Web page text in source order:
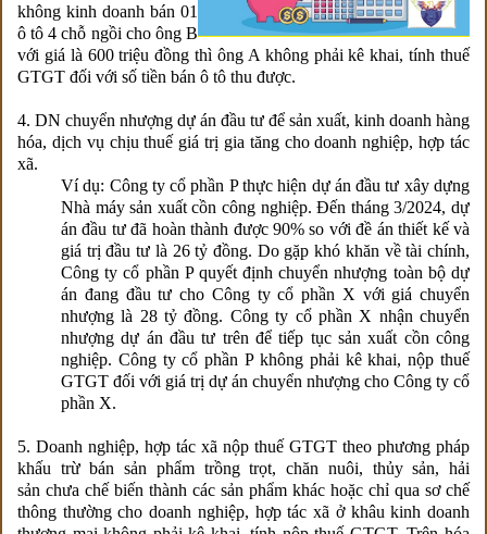
không kinh doanh bán 01
ô tô 4 chỗ ngồi cho ông B
với giá là 600 triệu đồng thì ông A không phải kê khai, tính thuế
GTGT đối với số tiền bán ô tô thu được.
4. DN chuyển nhượng dự án đầu tư để sản xuất, kinh doanh hàng
hóa, dịch vụ chịu thuế giá trị gia tăng cho doanh nghiệp, hợp tác
xã.
Ví dụ: Công ty cổ phần P thực hiện dự án đầu tư xây dựng
Nhà máy sản xuất cồn công nghiệp. Đến tháng 3/2024, dự
án đầu tư đã hoàn thành được 90% so với đề án thiết kế và
giá trị đầu tư là 26 tỷ đồng. Do gặp khó khăn về tài chính,
Công ty cổ phần P quyết định chuyển nhượng toàn bộ dự
án đang đầu tư cho Công ty cổ phần X với giá chuyển
nhượng là 28 tỷ đồng. Công ty cổ phần X nhận chuyển
nhượng dự án đầu tư trên để tiếp tục sản xuất cồn công
nghiệp. Công ty cổ phần P không phải kê khai, nộp thuế
GTGT đối với giá trị dự án chuyển nhượng cho Công ty cổ
phần X.
5. Doanh nghiệp, hợp tác xã nộp thuế GTGT theo phương pháp
khấu trừ bán sản phẩm trồng trọt, chăn nuôi, thủy sản, hải
sản chưa chế biến thành các sản phẩm khác hoặc chỉ qua sơ chế
thông thường cho doanh nghiệp, hợp tác xã ở khâu kinh doanh